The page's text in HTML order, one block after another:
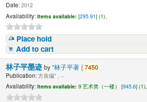
Date: 2012
Availability: Items available: [295.91] (1),
Place hold
Add to cart
林子平墨迹by"林子平著 | 7450
Publication: 方良编" , --
Availability: Items available: 9 艺术类（一楼） [945.6] (1),